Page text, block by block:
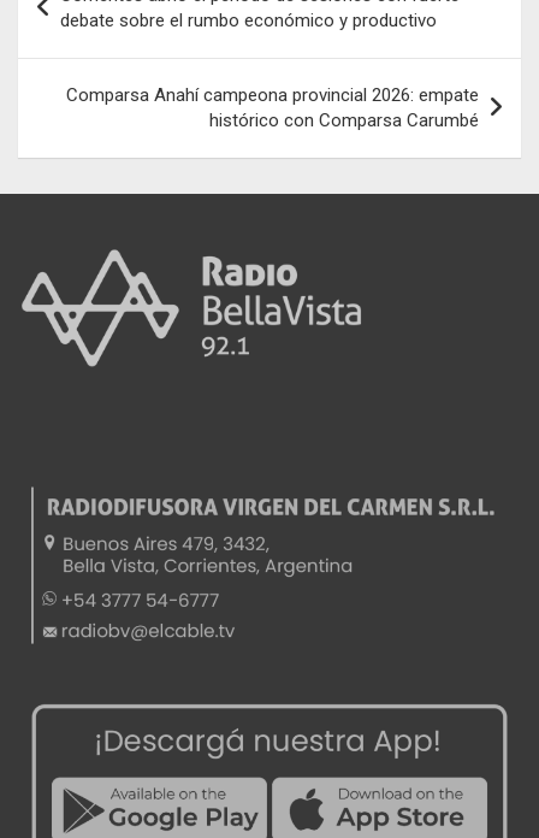
k
p
ar
tir
de
entradas
debate sobre el rumbo económico y productivo
Comparsa Anahí campeona provincial 2026: empate
histórico con Comparsa Carumbé